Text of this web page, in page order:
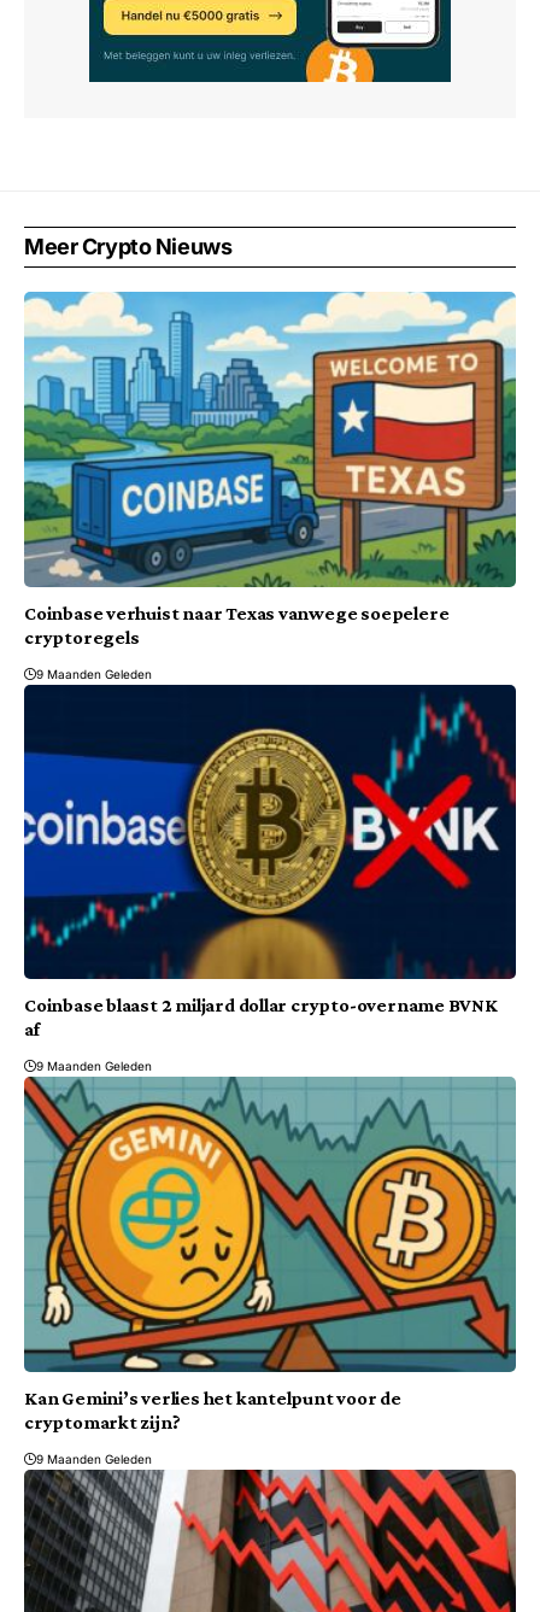
Meer Crypto Nieuws
Coinbase verhuist naar Texas vanwege soepelere
cryptoregels
9 Maanden Geleden
Coinbase blaast 2 miljard dollar crypto-overname BVNK
af
9 Maanden Geleden
Kan Gemini’s verlies het kantelpunt voor de
cryptomarkt zijn?
9 Maanden Geleden